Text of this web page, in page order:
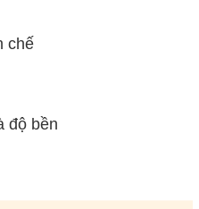
chế
độ bền